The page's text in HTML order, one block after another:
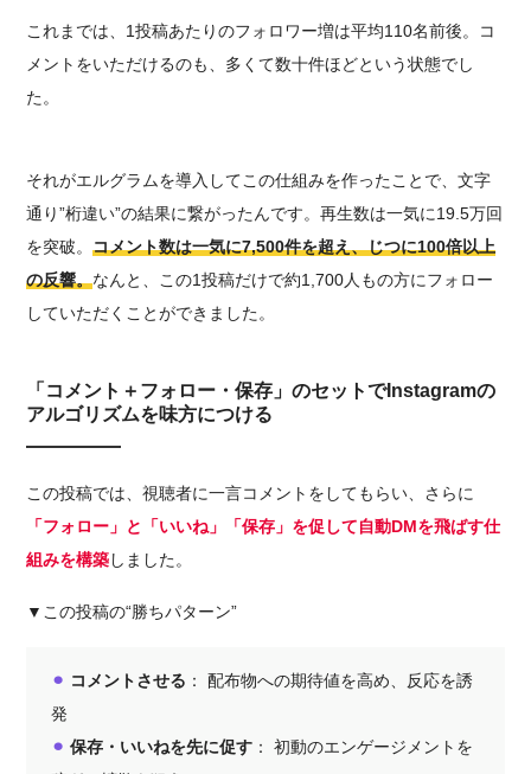
これまでは、1投稿あたりのフォロワー増は平均110名前後。コ
メントをいただけるのも、多くて数十件ほどという状態でし
た。
それがエルグラムを導入してこの仕組みを作ったことで、文字
通り”桁違い”の結果に繋がったんです。再生数は一気に19.5万回
を突破。コメント数は一気に7,500件を超え、じつに100倍以上
の反響。なんと、この1投稿だけで約1,700人もの方にフォロー
していただくことができました。
「コメント＋フォロー・保存」のセットでInstagramの
アルゴリズムを味方につける
この投稿では、視聴者に一言コメントをしてもらい、さらに
「フォロー」と「いいね」「保存」を促して自動DMを飛ばす仕
組みを構築しました。
▼この投稿の“勝ちパターン”
⚫︎ コメントさせる ： 配布物への期待値を高め、反応を誘
発
⚫︎ 保存・いいねを先に促す ： 初動のエンゲージメントを